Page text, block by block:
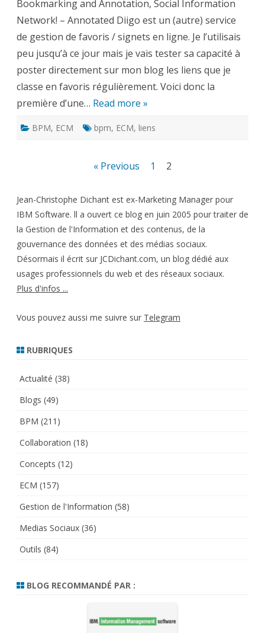
du
08/27/2008
Bookmarking and Annotation, Social Information
Network! – Annotated Diigo est un (autre) service
de gestion de favoris / signets en ligne. Je l’utilisais
peu jusqu’à ce jour mais je vais tester sa capacité à
poster directement sur mon blog les liens que je
classe en favoris régulièrement. Voici donc la
première d’une… Read more »
BPM, ECM bpm, ECM, liens
publications
« Previous 1 2
Jean-Christophe Dichant est ex-Marketing Manager pour
IBM Software. ll a ouvert ce blog en juin 2005 pour traiter de
la Gestion de l'Information et des contenus, de la
gouvernance des données et des médias sociaux.
Désormais il écrit sur JCDichant.com, un blog dédié aux
usages professionnels du web et des réseaux sociaux.
Plus d'infos ...
Vous pouvez aussi me suivre sur Telegram
RUBRIQUES
Actualité (38)
Blogs (49)
BPM (211)
Collaboration (18)
Concepts (12)
ECM (157)
Gestion de l'Information (58)
Medias Sociaux (36)
Outils (84)
BLOG RECOMMANDÉ PAR :